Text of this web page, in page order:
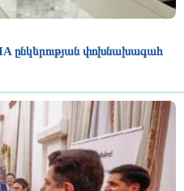
ընկերության փոխնախագահ